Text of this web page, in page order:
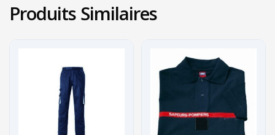
Produits Similaires